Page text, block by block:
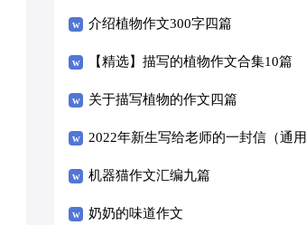
介绍植物作文300字四篇
【精选】描写的植物作文合集10篇
关于描写植物的作文四篇
2022年新生写给老师的一封信（通用
8篇）
机器猫作文汇编九篇
奶奶的味道作文